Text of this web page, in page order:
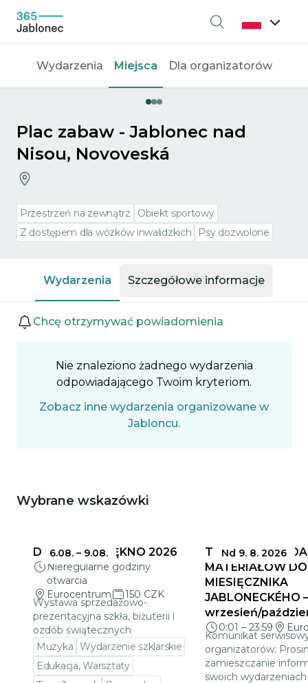
Wyszukiwanie
Wydarzenia Miejsca Dla organizatorów
Plac zabaw - Jablonec nad
Nisou, Novoveská
Przestrzeń na zewnątrz
Obiekt sportowy
Z dostępem dla wózków inwalidzkich
Psy dozwolone
Wydarzenia Szczegółowe informacje
Wydarzenia
Chcę otrzymywać powiadomienia
Nie znaleziono żadnego wydarzenia
odpowiadającego Twoim kryteriom.
Zobacz inne wydarzenia organizowane w
Jabloncu.
Wybrane wskazówki
6.08. – 9.08.
DELIKATNE PIĘKNO 2026
Nieregularne godziny
otwarcia
Eurocentrum
150 CZK
Wystawa sprzedażowo-
prezentacyjna szkła, biżuterii i
ozdób świątecznych
Muzyka Wydarzenie szklarskie
Edukacja, Warsztaty
Nd 9. 8. 2026
TERMINY
MATERIAŁÓW DO
MIESIĘCZNIKA
JABLONECKÉHO –
wrzesień/
0:01 – 23:59
Komunikat
organizatorów:
zamieszczanie
swoich